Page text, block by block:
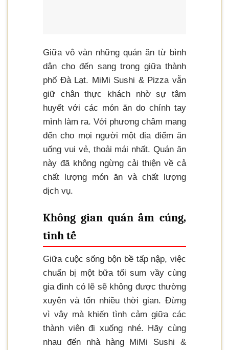
Giữa vô vàn những quán ăn từ bình
dân cho đến sang trọng giữa thành
phố Đà Lạt. MiMi Sushi & Pizza vẫn
giữ chân thực khách nhờ sự tâm
huyết với các món ăn do chính tay
mình làm ra. Với phương châm mang
đến cho mọi người một địa điểm ăn
uống vui vẻ, thoải mái nhất. Quán ăn
này đã không ngừng cải thiện về cả
chất lượng món ăn và chất lượng
dịch vụ.
Không gian quán ấm cúng,
tinh tế
Giữa cuộc sống bộn bề tấp nập, việc
chuẩn bị một bữa tối sum vầy cùng
gia đình có lẽ sẽ không được thường
xuyên và tốn nhiều thời gian. Đừng
vì vậy mà khiến tình cảm giữa các
thành viên đi xuống nhé. Hãy cùng
nhau đến nhà hàng MiMi Sushi &